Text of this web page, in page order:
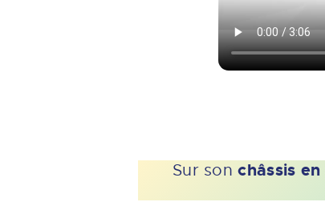
Sur sonchâssis